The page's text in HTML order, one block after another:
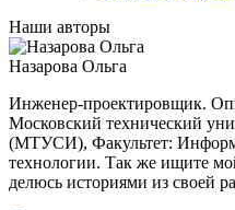
Наши авторы
Назарова Ольга
Инженер-проектировщик.
Московский технический
(МТУСИ), Факультет:
технологии. Так же ищите
делюсь историями из своей